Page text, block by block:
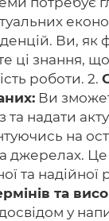
Ви, як
ці знання,
роботи. 2.
Ви
та надати
на
джерелах.
та надійної
та
у